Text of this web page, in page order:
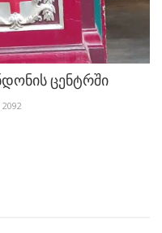
ცენტრში
2092